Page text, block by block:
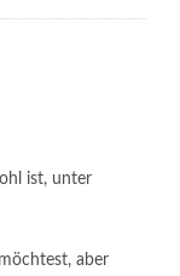
ist, unter
aber